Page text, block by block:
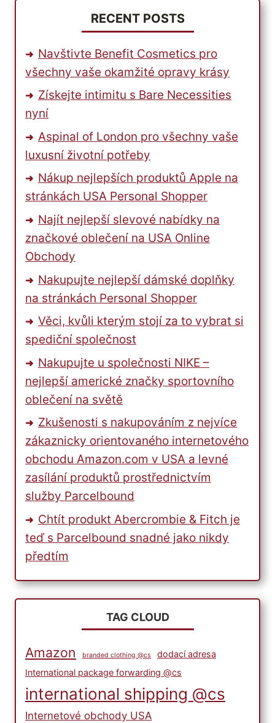
RECENT POSTS
Navštivte Benefit Cosmetics pro
všechny vaše okamžité opravy krásy
Získejte intimitu s Bare Necessities
nyní
Aspinal of London pro všechny vaše
luxusní životní potřeby
Nákup nejlepších produktů Apple na
stránkách USA Personal Shopper
Najít nejlepší slevové nabídky na
značkové oblečení na USA Online
Obchody
Nakupujte nejlepší dámské doplňky
na stránkách Personal Shopper
Věci, kvůli kterým stojí za to vybrat si
spediční společnost
Nakupujte u společnosti NIKE –
nejlepší americké značky sportovního
oblečení na světě
Zkušenosti s nakupováním z nejvíce
zákaznicky orientovaného internetového
obchodu Amazon.com v USA a levné
zasílání produktů prostřednictvím
služby Parcelbound
Chtít produkt Abercrombie & Fitch je
teď s Parcelbound snadné jako nikdy
předtím
TAG CLOUD
Amazon branded clothing @cs
dodací adresa
International package forwarding @cs
international shipping @cs
Internetové obchody USA